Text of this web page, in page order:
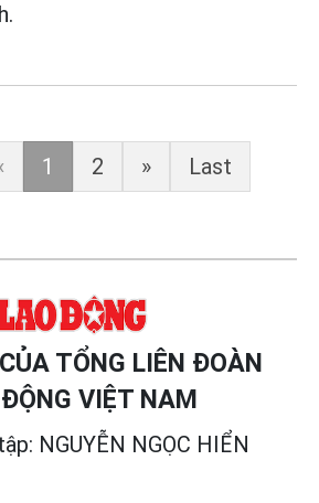
1 2 » Last
TỔNG LIÊN ĐOÀN
VIỆT NAM
NGUYỄN NGỌC HIỂN